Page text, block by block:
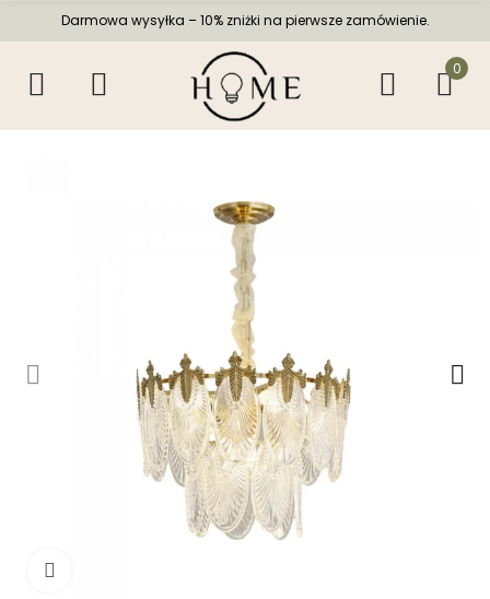
Darmowa wysyłka – 10% zniżki na pierwsze zamówienie.
0